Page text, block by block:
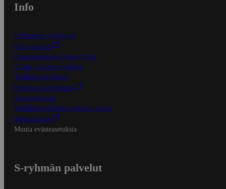
Info
S-Business yrityksille
Oiva-raportit
Osuuskauppojen yhteystiedot
Tilaus- ja toimitusehdot
Tietosuojakäytäntö
Palvelun käyttöehdot
Saavutettavuus
Mobiilisovelluksen saavutettavuus
Mainostajalle
Muuta evästeasetuksia
S-ryhmän palvelut